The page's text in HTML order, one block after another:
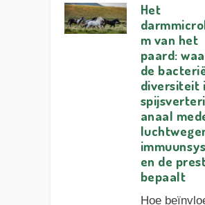
Het
m van het
paard:
de
diversiteit
anaal
en de
bepaalt
Hoe